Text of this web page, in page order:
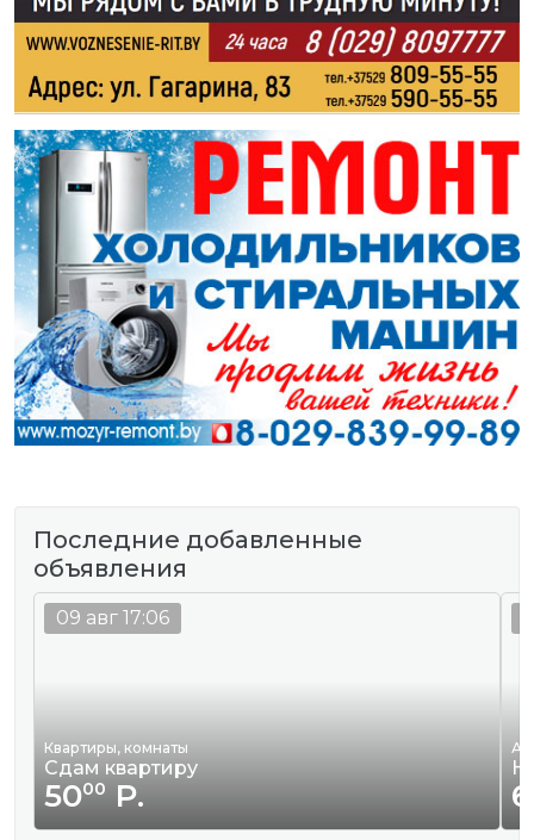
Последние добавленные
объявления
Квартиры, комнаты
Сдам квартиру
5000 Р.
09 авг 17:06